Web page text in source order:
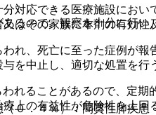
対応できる医療施設におい
はその家族に本剤の有効
れ、死亡に至った症例が報
を中止し、適切な処置を行
れることがあるので、定期
上の有益性が危険性を上
るので、観察を十分に行
０．４％）：間質性肺疾患